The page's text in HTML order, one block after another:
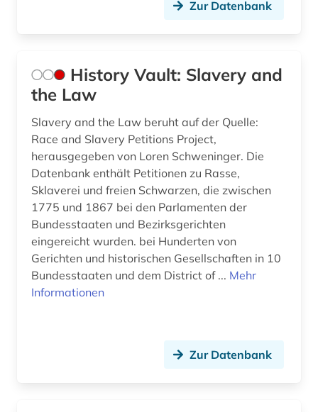
Zur Datenbank
History Vault: Slavery and
the Law
Slavery and the Law beruht auf der Quelle:
Race and Slavery Petitions Project,
herausgegeben von Loren Schweninger. Die
Datenbank enthält Petitionen zu Rasse,
Sklaverei und freien Schwarzen, die zwischen
1775 und 1867 bei den Parlamenten der
Bundesstaaten und Bezirksgerichten
eingereicht wurden. bei Hunderten von
Gerichten und historischen Gesellschaften in 10
Bundesstaaten und dem District of ... Mehr
Informationen
Zur Datenbank